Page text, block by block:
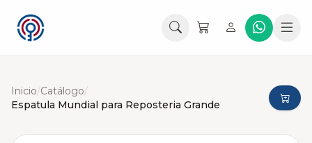
Inicio/Catálogo/
Espatula Mundial para Reposteria Grande